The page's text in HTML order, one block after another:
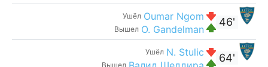
46'
Ушёл Oumar Ngom
Вышел O. Gandelman
64'
Ушёл N. Stulic
Вышел